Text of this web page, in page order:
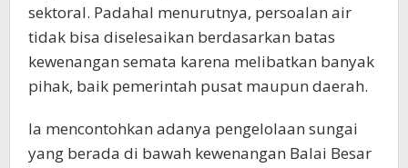
sektoral. Padahal menurutnya, persoalan air
tidak bisa diselesaikan berdasarkan batas
kewenangan semata karena melibatkan banyak
pihak, baik pemerintah pusat maupun daerah.
Ia mencontohkan adanya pengelolaan sungai
yang berada di bawah kewenangan Balai Besar